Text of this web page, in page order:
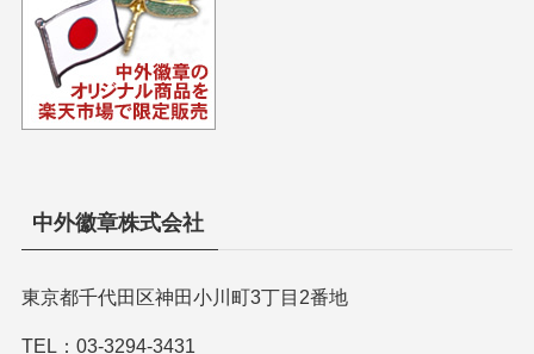
中外徽章株式会社
東京都千代田区神田小川町3丁目2番地
TEL： 03-3294-3431